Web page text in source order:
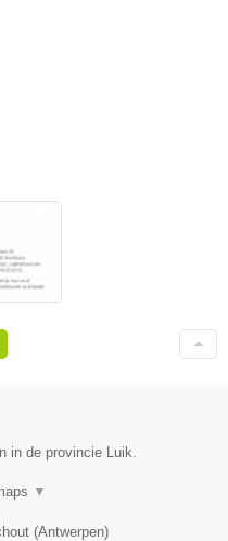
in de provincie Luik.
▼
(Antwerpen)